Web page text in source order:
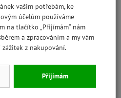
vašim potřebám, ke
účelům používáme
na tlačítko „Přijímám“ nám
a zpracováním a my vám
z nakupování.
Přijímám